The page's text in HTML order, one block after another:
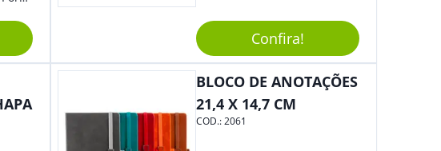
Anotações Com Post-It E
Caneta. Elaborado A Partir De
Material Reciclado, O Brinde
Também É Prático, Tornando-
Se Assim Excelente Para Uso
Cotidiano. Perfeito, Não É?!
Confira!
BLOCO DE ANOTAÇÕES
21,4 X 14,7 CM
COD.:2061